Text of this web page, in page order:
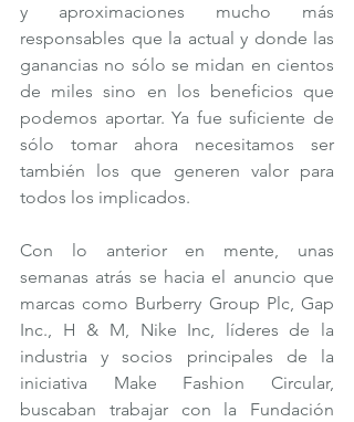
y aproximaciones mucho más
responsables que la actual y donde las
ganancias no sólo se midan en cientos
de miles sino en los beneficios que
podemos aportar. Ya fue suficiente de
sólo tomar ahora necesitamos ser
también los que generen valor para
todos los implicados.
Con lo anterior en mente, unas
semanas atrás se hacia el anuncio que
marcas como Burberry Group Plc, Gap
Inc., H & M, Nike Inc, líderes de la
industria y socios principales de la
iniciativa Make Fashion Circular,
buscaban trabajar con la Fundación